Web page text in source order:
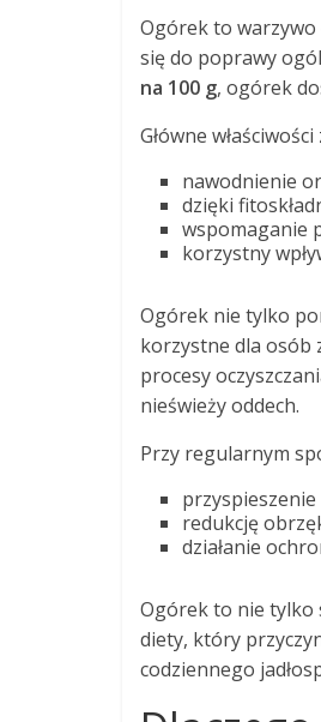
Ogórek to warzywo
się do poprawy
na 100 g, ogórek
Główne
nawodnienie
dzięki
wspomaganie
korzystny
Ogórek nie tylko
korzystne dla osób
procesy
nieświeży oddech.
Przy regularnym
redukcję
działanie
Ogórek to nie tylko
diety, który
codziennego